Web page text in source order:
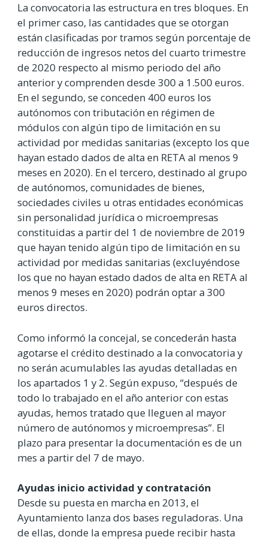
La convocatoria las estructura en tres bloques. En
el primer caso, las cantidades que se otorgan
están clasificadas por tramos según porcentaje de
reducción de ingresos netos del cuarto trimestre
de 2020 respecto al mismo periodo del año
anterior y comprenden desde 300 a 1.500 euros.
En el segundo, se conceden 400 euros los
autónomos con tributación en régimen de
módulos con algún tipo de limitación en su
actividad por medidas sanitarias (excepto los que
hayan estado dados de alta en RETA al menos 9
meses en 2020). En el tercero, destinado al grupo
de autónomos, comunidades de bienes,
sociedades civiles u otras entidades económicas
sin personalidad jurídica o microempresas
constituidas a partir del 1 de noviembre de 2019
que hayan tenido algún tipo de limitación en su
actividad por medidas sanitarias (excluyéndose
los que no hayan estado dados de alta en RETA al
menos 9 meses en 2020) podrán optar a 300
euros directos.
Como informó la concejal, se concederán hasta
agotarse el crédito destinado a la convocatoria y
no serán acumulables las ayudas detalladas en
los apartados 1 y 2. Según expuso, “después de
todo lo trabajado en el año anterior con estas
ayudas, hemos tratado que lleguen al mayor
número de autónomos y microempresas”. El
plazo para presentar la documentación es de un
mes a partir del 7 de mayo.
Ayudas inicio actividad y contratación
Desde su puesta en marcha en 2013, el
Ayuntamiento lanza dos bases reguladoras. Una
de ellas, donde la empresa puede recibir hasta